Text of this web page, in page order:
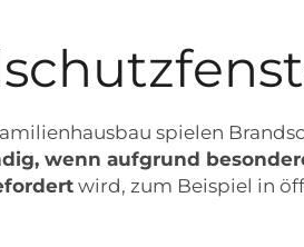
spielen
wenn aufgrund
wird, zum Beispiel in